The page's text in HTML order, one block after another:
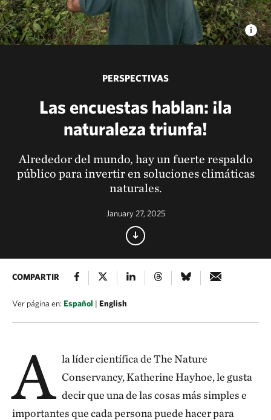
PERSPECTIVAS
Las encuestas hablan: ¡la
naturaleza triunfa!
Alrededor del mundo, hay un fuerte respaldo
público para invertir en soluciones climáticas
naturales.
January 27, 2025
COMPARTIR
Ver página en:Español | English
A la líder científica de The Nature
Conservancy, Katherine Hayhoe, le gusta
decir que una de las cosas más simples e
importantes que cada persona puede hacer para